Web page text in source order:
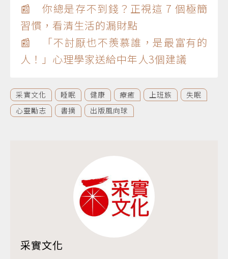
📰 你總是存不到錢？正視這 7 個極簡
習慣，看清生活的漏財點
📰 「不討厭也不羨慕誰，是最富有的
人！」心理學家送給中年人3個建議
采實文化 睡眠 健康 療癒 上班族
失眠
心靈勵志
書摘 出版風向球
采實文化